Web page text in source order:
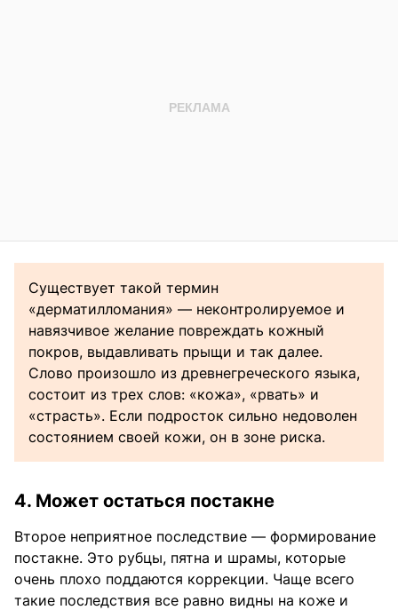
Существует такой термин
«дерматилломания» — неконтролируемое и
навязчивое желание повреждать кожный
покров, выдавливать прыщи и так далее.
Слово произошло из древнегреческого языка,
состоит из трех слов: «кожа», «рвать» и
«страсть». Если подросток сильно недоволен
состоянием своей кожи, он в зоне риска.
4. Может остаться постакне
Второе неприятное последствие — формирование
постакне. Это рубцы, пятна и шрамы, которые
очень плохо поддаются коррекции. Чаще всего
такие последствия все равно видны на коже и